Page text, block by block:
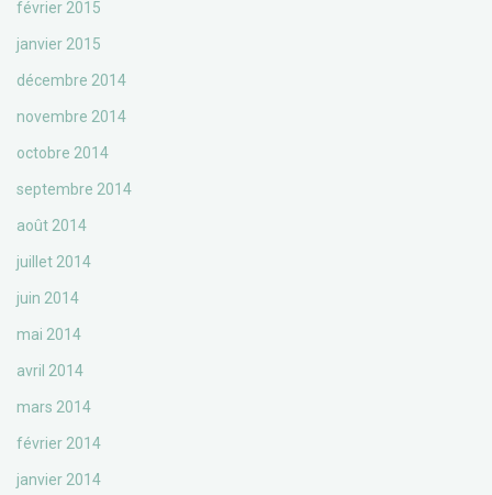
février 2015
janvier 2015
décembre 2014
novembre 2014
octobre 2014
septembre 2014
août 2014
juillet 2014
juin 2014
mai 2014
avril 2014
mars 2014
février 2014
janvier 2014